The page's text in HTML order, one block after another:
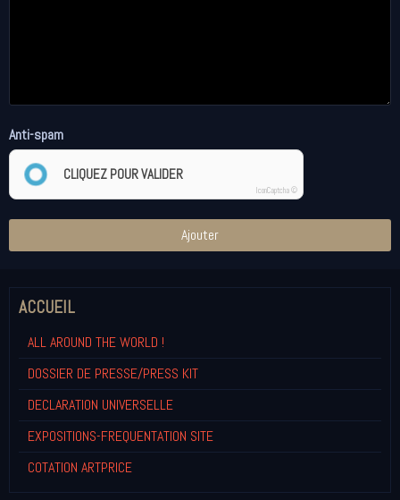
Anti-spam
CLIQUEZ POUR VALIDER
IconCaptcha ©
Ajouter
ACCUEIL
ALL AROUND THE WORLD !
DOSSIER DE PRESSE/PRESS KIT
DECLARATION UNIVERSELLE
EXPOSITIONS-FREQUENTATION SITE
COTATION ARTPRICE